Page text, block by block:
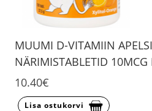
MUUMI D-VITAMIIN
NÄRIMISTABLETID
10.40€
Lisa ostukorvi